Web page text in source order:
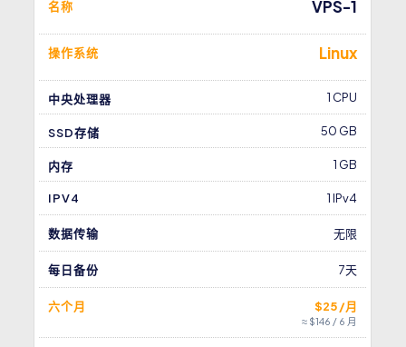
验泰国本地托管、专业
管理VPS的不同之处。
名称 VPS-1
操作系统 Linux
中央处理器 1 CPU
SSD存储 50 GB
内存 1 GB
IPV4 1 IPv4
数据传输 无限
每日备份 7天
六个月 $25 /月
≈ $146 / 6 月